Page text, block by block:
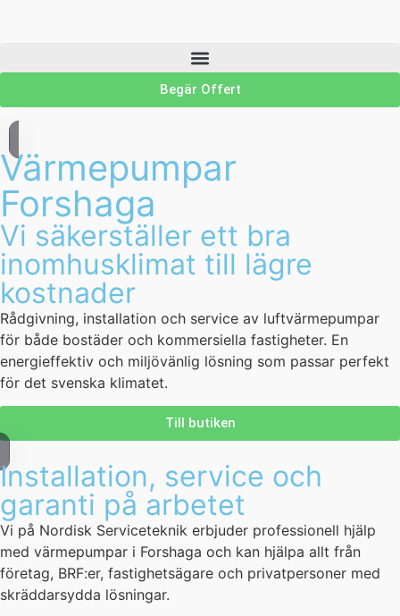
Begär Offert
Värmepumpar
Forshaga
Vi säkerställer ett bra
inomhusklimat till lägre
kostnader
Rådgivning, installation och service av luftvärmepumpar
för både bostäder och kommersiella fastigheter. En
energieffektiv och miljövänlig lösning som passar perfekt
för det svenska klimatet.
Till butiken
Installation, service och
garanti på arbetet
Vi på Nordisk Serviceteknik erbjuder professionell hjälp
med värmepumpar i Forshaga och kan hjälpa allt från
företag, BRF:er, fastighetsägare och privatpersoner med
skräddarsydda lösningar.